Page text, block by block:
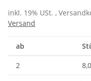
inkl. 19% USt. ,
Versand
ab
2